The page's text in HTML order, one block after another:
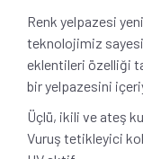
Renk yelpazesi
teknolojimiz
eklentileri özelliği
bir yelpazesini
Üçlü, ikili ve ateş
Vuruş tetikleyici